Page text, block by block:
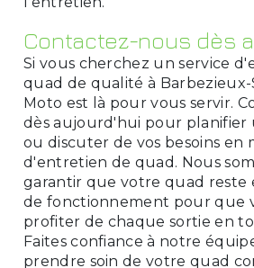
Contactez-nous dès
Si vous cherchez un service
quad de qualité à Barbezieux-
Moto est là pour vous servir.
dès aujourd'hui pour planifier
ou discuter de vos besoins en
d'entretien de quad. Nous
garantir que votre quad reste
de fonctionnement pour que
profiter de chaque sortie en
Faites confiance à notre
prendre soin de votre quad